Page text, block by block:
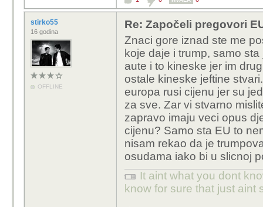
stirko55
16 godina
OFFLINE
Re: Započeli pregovori
Znaci gore iznad ste me
koje daje i trump, samo
aute i to kineske jer im
ostale kineske jeftine
europa rusi cijenu jer su
za sve. Zar vi stvarno
zapravo imaju veci opus
cijenu? Samo sta EU to
nisam rekao da je
osudama iako bi u slicnoj
It aint what you dont
know for sure that just aint